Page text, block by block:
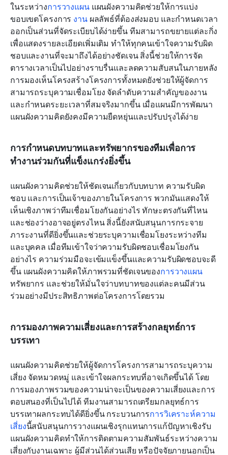
ในระหว่างการวางแผน แผนผังความคิดช่วยให้การแบ่ง
ขอบเขตโครงการ งาน ผลลัพธ์ที่ต้องส่งมอบ และกำหนดเวลา
ออกเป็นส่วนที่จัดระเบียบได้ง่ายขึ้น ทีมสามารถขยายแต่ละกิ่ง
เพื่อแสดงรายละเอียดเพิ่มเติม ทำให้ทุกคนเข้าใจความรับผิด
ชอบและงานที่จะมาถึงได้อย่างชัดเจน สิ่งนี้ช่วยให้การจัด
ตารางเวลาเป็นไปอย่างราบรื่นและลดความสับสนในภายหลัง
การมองเห็นโครงสร้างโครงการทั้งหมดยังช่วยให้ผู้จัดการ
สามารถระบุความเชื่อมโยง จัดลำดับความสำคัญของงาน
และกำหนดระยะเวลาที่สมจริงมากขึ้น เมื่อแผนมีการพัฒนา
แผนผังความคิดยังคงมีความยืดหยุ่นและปรับปรุงได้ง่าย
การกำหนดบทบาทและทรัพยากรของทีมเพื่อการ
ทำงานร่วมกันที่แข็งแกร่งยิ่งขึ้น
แผนผังความคิดช่วยให้ชัดเจนเกี่ยวกับบทบาท ความรับผิด
ชอบ และการเป็นเจ้าของภายในโครงการ พวกมันแสดงให้
เห็นเชิงภาพว่าทีมเชื่อมโยงกันอย่างไร ทักษะตรงกันที่ไหน
และช่องว่างอาจอยู่ตรงไหน สิ่งนี้ยังสนับสนุนการกระจาย
ภาระงานที่ดียิ่งขึ้นและช่วยระบุความเชื่อมโยงระหว่างทีม
และบุคคล เมื่อทีมเข้าใจว่าความรับผิดชอบเชื่อมโยงกัน
อย่างไร ความร่วมมือจะเข้มแข็งขึ้นและความรับผิดชอบจะดี
ขึ้น แผนผังความคิดให้ภาพรวมที่ชัดเจนของการวางแผน
ทรัพยากร และช่วยให้มั่นใจว่าบทบาทของแต่ละคนมีส่วน
ร่วมอย่างมีประสิทธิภาพต่อโครงการโดยรวม
การมองภาพความเสี่ยงและการสร้างกลยุทธ์การ
บรรเทา
แผนผังความคิดช่วยให้ผู้จัดการโครงการสามารถระบุความ
เสี่ยง จัดหมวดหมู่ และเข้าใจผลกระทบที่อาจเกิดขึ้นได้ โดย
การมองภาพรวมของความน่าจะเป็นของความเสี่ยงและการ
ตอบสนองที่เป็นไปได้ ทีมงานสามารถเตรียมกลยุทธ์การ
บรรเทาผลกระทบได้ดียิ่งขึ้น กระบวนการการวิเคราะห์ความ
เสี่ยงนี้สนับสนุนการวางแผนเชิงรุกแทนการแก้ปัญหาเชิงรับ
แผนผังความคิดทำให้การติดตามความสัมพันธ์ระหว่างความ
เสี่ยงกับงานเฉพาะ ผู้มีส่วนได้ส่วนเสีย หรือปัจจัยภายนอกเป็น